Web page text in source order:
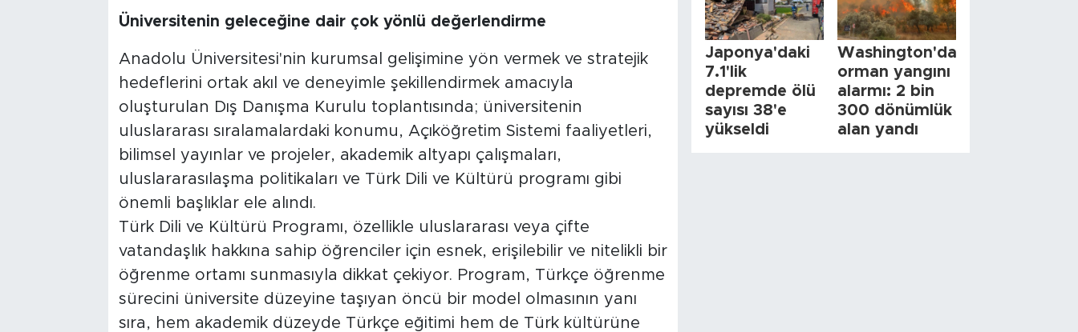
Üniversitenin geleceğine dair çok yönlü değerlendirme
Anadolu Üniversitesi'nin kurumsal gelişimine yön vermek ve stratejik
hedeflerini ortak akıl ve deneyimle şekillendirmek amacıyla
oluşturulan Dış Danışma Kurulu toplantısında; üniversitenin
uluslararası sıralamalardaki konumu, Açıköğretim Sistemi faaliyetleri,
bilimsel yayınlar ve projeler, akademik altyapı çalışmaları,
uluslararasılaşma politikaları ve Türk Dili ve Kültürü programı gibi
önemli başlıklar ele alındı.
Türk Dili ve Kültürü Programı, özellikle uluslararası veya çifte
vatandaşlık hakkına sahip öğrenciler için esnek, erişilebilir ve nitelikli bir
öğrenme ortamı sunmasıyla dikkat çekiyor. Program, Türkçe öğrenme
sürecini üniversite düzeyine taşıyan öncü bir model olmasının yanı
sıra, hem akademik düzeyde Türkçe eğitimi hem de Türk kültürüne
Japonya'daki
7.1'lik
depremde ölü
sayısı 38'e
yükseldi
Washington'da
orman yangını
alarmı: 2 bin
300 dönümlük
alan yandı